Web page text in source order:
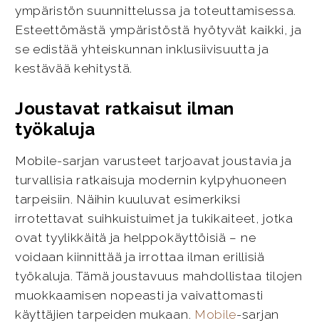
ympäristön suunnittelussa ja toteuttamisessa.
Esteettömästä ympäristöstä hyötyvät kaikki, ja
se edistää yhteiskunnan inklusiivisuutta ja
kestävää kehitystä.
Joustavat ratkaisut ilman
työkaluja
Mobile-sarjan varusteet tarjoavat joustavia ja
turvallisia ratkaisuja modernin kylpyhuoneen
tarpeisiin. Näihin kuuluvat esimerkiksi
irrotettavat suihkuistuimet ja tukikaiteet, jotka
ovat tyylikkäitä ja helppokäyttöisiä – ne
voidaan kiinnittää ja irrottaa ilman erillisiä
työkaluja. Tämä joustavuus mahdollistaa tilojen
muokkaamisen nopeasti ja vaivattomasti
käyttäjien tarpeiden mukaan. Mobile-sarjan